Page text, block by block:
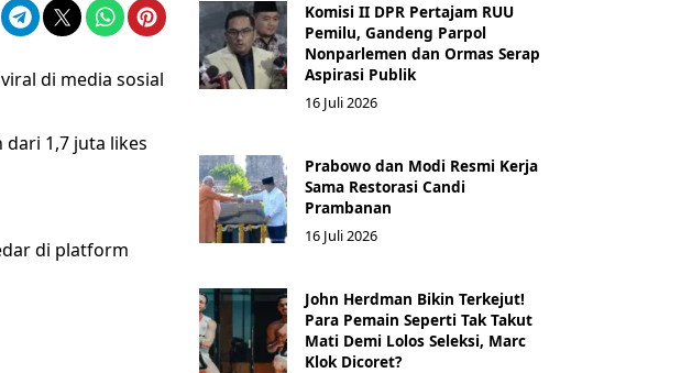
di media sosial
1,7 juta likes
di platform
Komisi II DPR Pertajam RUU
Pemilu, Gandeng Parpol
Nonparlemen dan Ormas Serap
Aspirasi Publik
16 Juli 2026
Prabowo dan Modi Resmi Kerja
Sama Restorasi Candi
Prambanan
16 Juli 2026
John Herdman Bikin Terkejut!
Para Pemain Seperti Tak Takut
Mati Demi Lolos Seleksi, Marc
Klok Dicoret?